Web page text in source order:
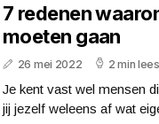
7 redenen
moeten gaan
26 mei 2022 2 min
Je kent vast wel mensen
jij jezelf weleens af wat